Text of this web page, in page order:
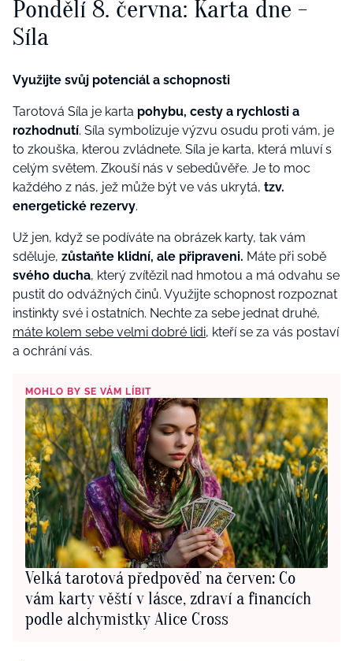
Pondělí 8. června: Karta dne -
Síla
Využijte svůj potenciál a schopnosti
Tarotová Síla je karta pohybu, cesty a rychlosti a
rozhodnutí. Síla symbolizuje výzvu osudu proti vám, je
to zkouška, kterou zvládnete. Síla je karta, která mluví s
celým světem. Zkouší nás v sebedůvěře. Je to moc
každého z nás, jež může být ve vás ukrytá, tzv.
energetické rezervy.
Už jen, když se podíváte na obrázek karty, tak vám
sděluje, zůstaňte klidní, ale připraveni. Máte při sobě
svého ducha, který zvítězil nad hmotou a má odvahu se
pustit do odvážných činů. Využijte schopnost rozpoznat
instinkty své i ostatních. Nechte za sebe jednat druhé,
máte kolem sebe velmi dobré lidi, kteří se za vás postaví
a ochrání vás.
MOHLO BY SE VÁM LÍBIT
Velká tarotová předpověď na červen: Co
vám karty věští v lásce, zdraví a financích
podle alchymistky Alice Cross